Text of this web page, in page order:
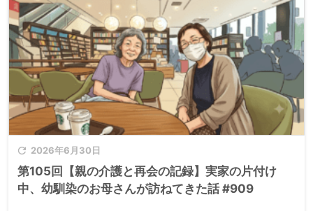
 2026年6月30日
第105回【親の介護と再会の記録】実家の片付け
中、幼馴染のお母さんが訪ねてきた話 #909